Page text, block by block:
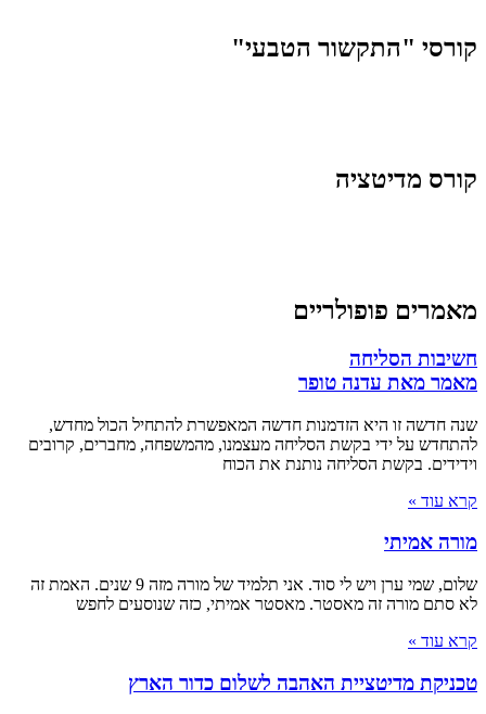
קורסי "התקשור הטבעי"
קורס מדיטציה
מאמרים פופולריים
חשיבות הסליחה
מאמר מאת עדנה טופר
שנה חדשה זו היא הזדמנות חדשה המאפשרת להתחיל הכול מחדש,
להתחדש על ידי בקשת הסליחה מעצמנו, מהמשפחה, מחברים, קרובים
וידידים. בקשת הסליחה נותנת את הכוח
קרא עוד »
מורה אמיתי
שלום, שמי ערן ויש לי סוד. אני תלמיד של מורה מזה 9 שנים. האמת זה
לא סתם מורה זה מאסטר. מאסטר אמיתי, כזה שנוסעים לחפש
קרא עוד »
טכניקת מדיטציית האהבה לשלום כדור הארץ